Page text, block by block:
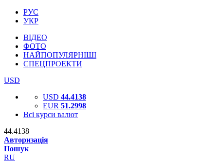
РУС
УКР
ВІДЕО
ФОТО
НАЙПОПУЛЯРНІШІ
СПЕЦПРОЕКТИ
USD
USD 44.4138
EUR 51.2998
Всі курси валют
44.4138
Авторизація
Пошук
RU